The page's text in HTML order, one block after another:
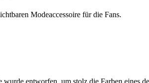
Modeaccessoire für die Fans.